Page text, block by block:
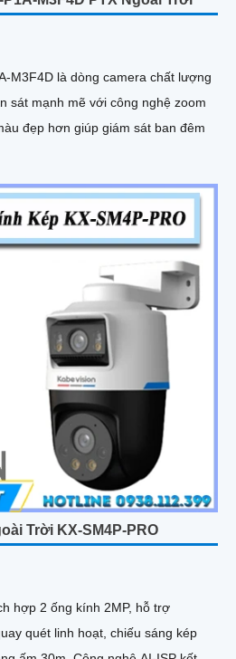
M3F4D là dòng camera chất lượng
sát mạnh mẽ với công nghệ zoom
đẹp hơn giúp giám sát ban đêm
Trời KX-SM4P-PRO
hợp 2 ống kính 2MP, hỗ trợ
quét linh hoạt, chiếu sáng kép